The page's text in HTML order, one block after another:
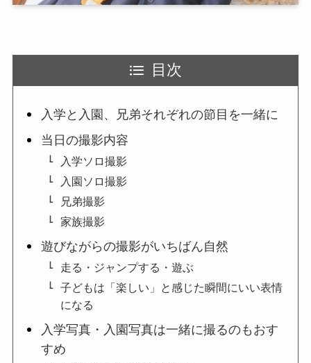
目次
入学と入園、兄弟それぞれの節目を一緒に
当日の撮影内容
入学ソロ撮影
入園ソロ撮影
兄弟撮影
家族撮影
遊びながらの撮影がいちばん自然
走る・ジャンプする・遊ぶ
子どもは「楽しい」と感じた瞬間にいい表情
になる
入学写真・入園写真は一緒に撮るのもおす
すめ